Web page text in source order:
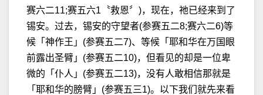
赛六二11;赛五六1〝救恩〞)，现在，祂已经来到了
锡安。过去，锡安的守望者(参赛五二8;赛六二6)等
候「神作王」(参赛五二7)、等候「耶和华在万国眼
前露出圣臂」(参赛五二10)，但看见的却是一位卑
微的「仆人」(参赛五二13)，没有人敢相信那就是
「耶和华的膀臂」(参赛五三1)。以下我们就先来看